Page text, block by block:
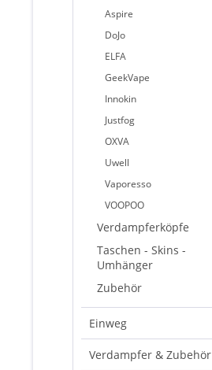
Aspire
DoJo
ELFA
GeekVape
Innokin
Justfog
OXVA
Uwell
Vaporesso
VOOPOO
Verdampferköpfe
Taschen - Skins -
Umhänger
Zubehör
Einweg
Verdampfer & Zubehör